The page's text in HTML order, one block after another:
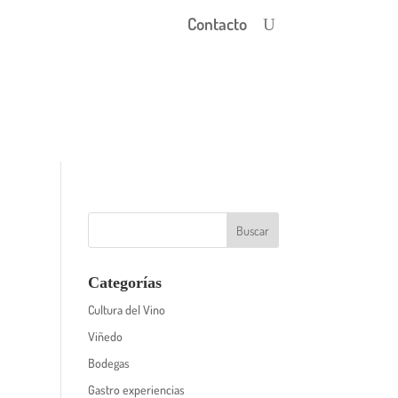
Contacto
Categorías
Cultura del Vino
Viñedo
Bodegas
Gastro experiencias